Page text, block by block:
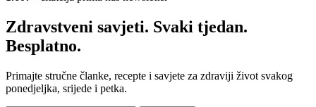
Zdravstveni savjeti. Svaki tjedan.
Besplatno.
Primajte stručne članke, recepte i savjete za zdraviji život svakog
ponedjeljka, srijede i petka.